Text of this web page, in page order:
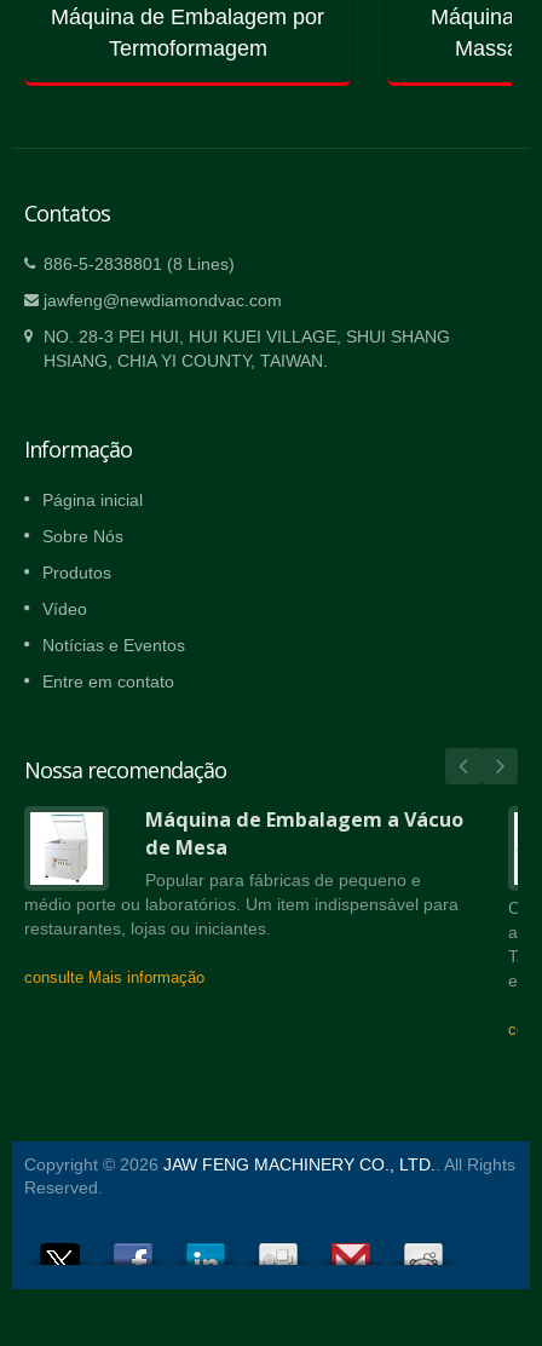
Máquina de Embalagem por
Termoformagem
Máquina
Contatos
886-5-2838801 (8 Lines)
jawfeng@newdiamondvac.com
NO. 28-3 PEI HUI, HUI KUEI VILLAGE, SHUI SHANG
HSIANG, CHIA YI COUNTY, TAIWAN.
Informação
Página inicial
Sobre Nós
Produtos
Vídeo
Notícias e Eventos
Entre em contato
Nossa recomendação
Máquina de Embalagem a Vácuo
de Mesa
Popular para fábricas de pequeno e
médio porte ou laboratórios. Um item indispensável para
restaurantes, lojas ou iniciantes.
consulte Mais informação
a
Copyright © 2026 JAW FENG MACHINERY CO., LTD.
. All Rights
Reserved.